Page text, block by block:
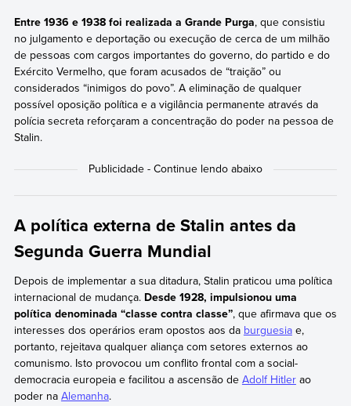
Entre 1936 e 1938 foi realizada a Grande Purga, que consistiu
no julgamento e deportação ou execução de cerca de um milhão
de pessoas com cargos importantes do governo, do partido e do
Exército Vermelho, que foram acusados de “traição” ou
considerados “inimigos do povo”. A eliminação de qualquer
possível oposição política e a vigilância permanente através da
polícia secreta reforçaram a concentração do poder na pessoa de
Stalin.
A política externa de Stalin antes da
Segunda Guerra Mundial
Depois de implementar a sua ditadura, Stalin praticou uma política
internacional de mudança. Desde 1928, impulsionou uma
política denominada “classe contra classe”, que afirmava que os
interesses dos operários eram opostos aos da burguesiae,
portanto, rejeitava qualquer aliança com setores externos ao
comunismo. Isto provocou um conflito frontal com a social-
democracia europeia e facilitou a ascensão de Adolf Hitlerao
poder na Alemanha.